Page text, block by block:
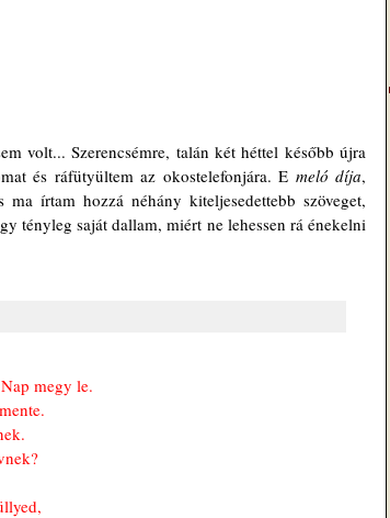
volt... Szerencsémre, talán két héttel később újra
és ráfütyültem az okostelefonjára. E meló díja,
ma írtam hozzá néhány kiteljesedettebb szöveget,
tényleg saját dallam, miért ne lehessen rá énekelni
megy le.